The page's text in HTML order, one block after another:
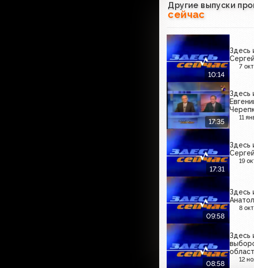
Другие выпуски
сейчас
10:14
Здесь
7
17:35
Здесь
11
17:31
Здесь
19
09:58
Здесь
8
08:58
Здесь
12